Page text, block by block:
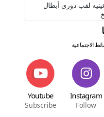
لقب دوري أبطال
الاجتماعية
Instagram
Follow
Youtube
Subscribe